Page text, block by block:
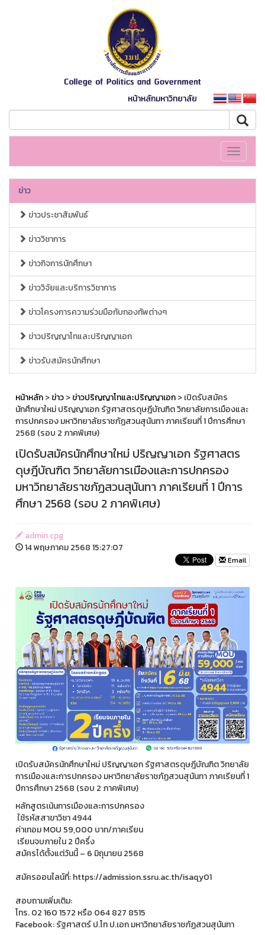
หน้าหลักมหาวิทยาลัย
Toggle
ข่าว
ข่าวประชาสัมพันธ์
ข่าววิชาการ
ข่าวกิจการนักศึกษา
ข่าววิจัยและบริการวิชาการ
ข่าวโครงการความร่วมมือกับกองทัพต่างๆ
ข่าวปริญญาโทและปริญญาเอก
ข่าวรับสมัครนักศึกษา
หน้าหลัก>ข่าว>ข่าวปริญญาโทและปริญญาเอก> เปิดรับสมัคร
นักศึกษาใหม่ ปริญญาเอก รัฐศาสตรดุษฎีบัณฑิต วิทยาลัยการเมืองและ
การปกครอง มหาวิทยาลัยราชภัฏสวนสุนันทา ภาคเรียนที่ 1 ปีการศึกษา
2568 (รอบ 2 ภาคพิเศษ)
เปิดรับสมัครนักศึกษาใหม่ ปริญญาเอก รัฐศาสตร
ดุษฎีบัณฑิต วิทยาลัยการเมืองและการปกครอง
มหาวิทยาลัยราชภัฏสวนสุนันทา ภาคเรียนที่ 1 ปีการ
ศึกษา 2568 (รอบ 2 ภาคพิเศษ)
admin cpg
14 พฤษภาคม 2568 15:27:07
Email
เปิดรับสมัครนักศึกษาใหม่ ปริญญาเอก รัฐศาสตรดุษฎีบัณฑิต วิทยาลัย
การเมืองและการปกครอง มหาวิทยาลัยราชภัฏสวนสุนันทา ภาคเรียนที่ 1
ปีการศึกษา 2568 (รอบ 2 ภาคพิเศษ)
หลักสูตรเน้นการเมืองและการปกครอง
ใช้รหัสสาขาวิชา 4944
ค่าเทอม MOU 59,000 บาท/ภาคเรียน
เรียนจบภายใน 2 ปีครึ่ง
สมัครได้ตั้งแต่วันนี้ – 6 มิถุนายน 2568
สมัครออนไลน์ที่: https://admission.ssru.ac.th/isaqy01
สอบถามเพิ่มเติม:
โทร. 02 160 1572 หรือ 064 827 8515
Facebook: รัฐศาสตร์ ป.โท ป.เอก มหาวิทยาลัยราชภัฏสวนสุนันทา